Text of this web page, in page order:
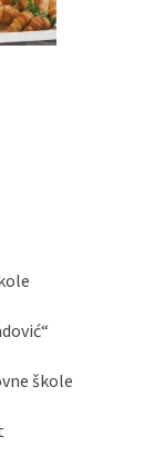
škole